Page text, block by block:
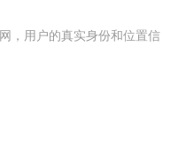
，用户的真实身份和位置信